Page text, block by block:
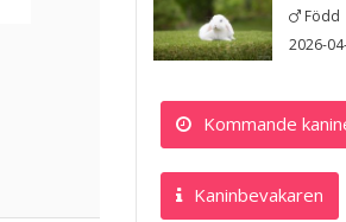
Född
2026-
Kommande
Kaninbevakaren